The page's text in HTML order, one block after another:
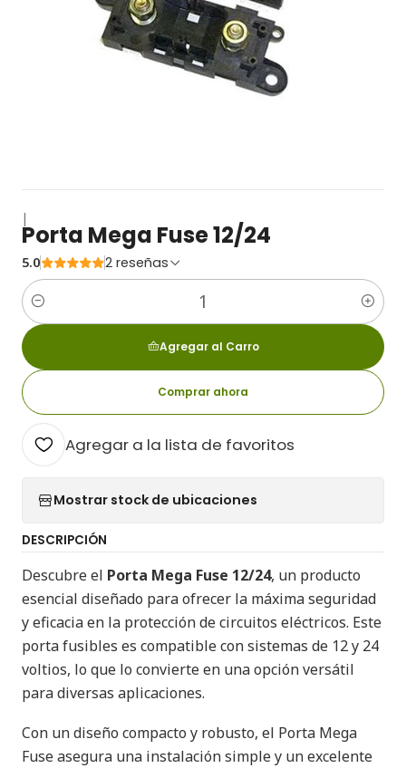
|
Porta Mega Fuse 12/24
5.0 2 reseñas
Cantidad
Agregar al Carro
Comprar ahora
Agregar a la lista de favoritos
Mostrar stock de ubicaciones
DESCRIPCIÓN
Descubre el Porta Mega Fuse 12/24, un producto
esencial diseñado para ofrecer la máxima seguridad
y eficacia en la protección de circuitos eléctricos. Este
porta fusibles es compatible con sistemas de 12 y 24
voltios, lo que lo convierte en una opción versátil
para diversas aplicaciones.
Con un diseño compacto y robusto, el Porta Mega
Fuse asegura una instalación simple y un excelente